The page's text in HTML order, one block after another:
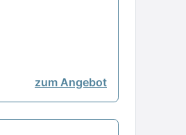
zum Angebot